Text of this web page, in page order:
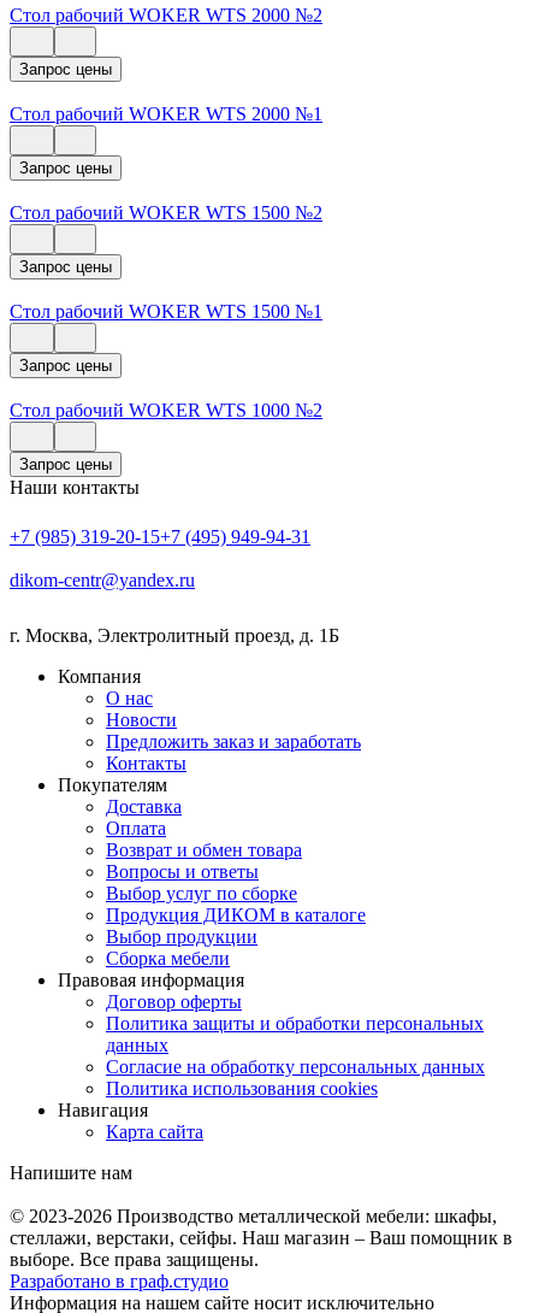
Стол рабочий WOKER WTS 2000 №2
Запрос цены
Стол рабочий WOKER WTS 2000 №1
Запрос цены
Стол рабочий WOKER WTS 1500 №2
Запрос цены
Стол рабочий WOKER WTS 1500 №1
Запрос цены
Стол рабочий WOKER WTS 1000 №2
Запрос цены
Наши контакты
+7 (985) 319-20-15+7 (495) 949-94-31
dikom-centr@yandex.ru
г. Москва, Электролитный проезд, д. 1Б
Компания
О нас
Новости
Предложить заказ и заработать
Контакты
Покупателям
Доставка
Оплата
Возврат и обмен товара
Вопросы и ответы
Выбор услуг по сборке
Продукция ДИКОМ в каталоге
Выбор продукции
Сборка мебели
Правовая информация
Договор оферты
Политика защиты и обработки персональных
данных
Согласие на обработку персональных данных
Политика использования cookies
Навигация
Карта сайта
Напишите нам
© 2023-2026 Производство металлической мебели: шкафы,
стеллажи, верстаки, сейфы. Наш магазин – Ваш помощник в
выборе. Все права защищены.
Разработано в граф.студио
Информация на нашем сайте носит исключительно